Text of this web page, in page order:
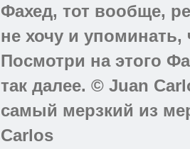
Фахед, тот вообще,
не хочу и
Посмотри на этого
так далее. © Juan
самый мерзкий из
Carlos